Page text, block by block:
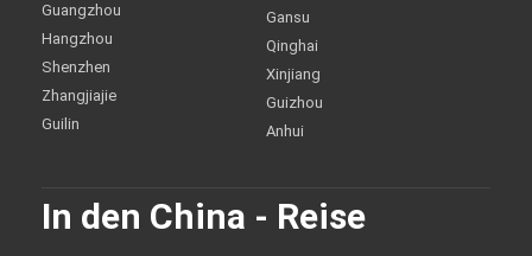
Guangzhou
Hangzhou
Shenzhen
Zhangjiajie
Guilin
Gansu
Qinghai
Xinjiang
Guizhou
Anhui
In den China - Reise